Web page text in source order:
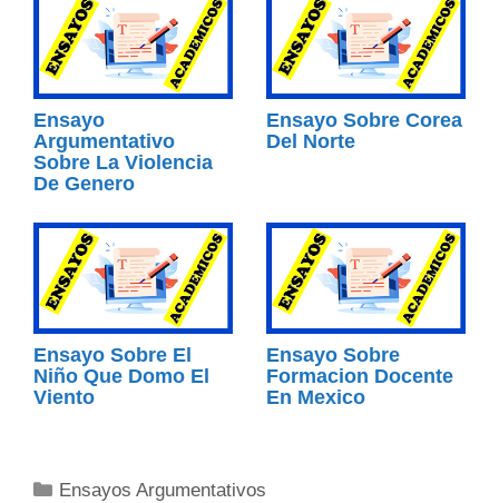
Ensayo
Argumentativo
Sobre La Violencia
De Genero
Ensayo Sobre Corea
Del Norte
Ensayo Sobre El
Niño Que Domo El
Viento
Ensayo Sobre
Formacion Docente
En Mexico
Categorías
Ensayos Argumentativos